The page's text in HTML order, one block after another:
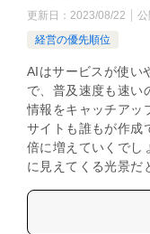
更新日： 2023/08/22 公
経営の優先順位
AIはサービスが使い
で、普及速度も速い
情報をキャッチアッ
サイトも誰もが作成
倍に増えていくでし
に見えてくる光景だ